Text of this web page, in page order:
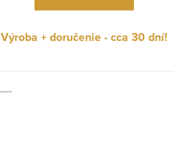
Výroba + doručenie - cca 30 dní!